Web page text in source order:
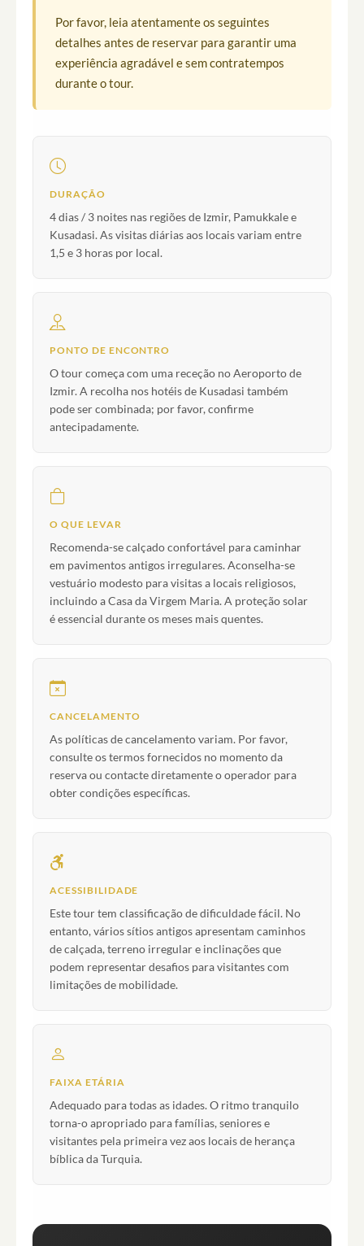
Por favor, leia atentamente os seguintes
detalhes antes de reservar para garantir uma
experiência agradável e sem contratempos
durante o tour.
DURAÇÃO
4 dias / 3 noites nas regiões de Izmir, Pamukkale e
Kusadasi. As visitas diárias aos locais variam entre
1,5 e 3 horas por local.
PONTO DE ENCONTRO
O tour começa com uma receção no Aeroporto de
Izmir. A recolha nos hotéis de Kusadasi também
pode ser combinada; por favor, confirme
antecipadamente.
O QUE LEVAR
Recomenda-se calçado confortável para caminhar
em pavimentos antigos irregulares. Aconselha-se
vestuário modesto para visitas a locais religiosos,
incluindo a Casa da Virgem Maria. A proteção solar
é essencial durante os meses mais quentes.
CANCELAMENTO
As políticas de cancelamento variam. Por favor,
consulte os termos fornecidos no momento da
reserva ou contacte diretamente o operador para
obter condições específicas.
ACESSIBILIDADE
Este tour tem classificação de dificuldade fácil. No
entanto, vários sítios antigos apresentam caminhos
de calçada, terreno irregular e inclinações que
podem representar desafios para visitantes com
limitações de mobilidade.
FAIXA ETÁRIA
Adequado para todas as idades. O ritmo tranquilo
torna-o apropriado para famílias, seniores e
visitantes pela primeira vez aos locais de herança
bíblica da Turquia.